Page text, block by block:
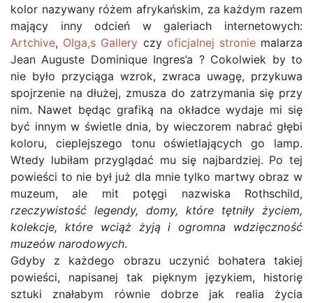
kolor nazywany różem afrykańskim, za każdym razem
mający inny odcień w galeriach internetowych:
Artchive, Olga,s Gallery czy oficjalnej stroniemalarza
Jean Auguste Dominique Ingres’a ? Cokolwiek by to
nie było przyciąga wzrok, zwraca uwagę, przykuwa
spojrzenie na dłużej, zmusza do zatrzymania się przy
nim. Nawet będąc grafiką na okładce wydaje mi się
być innym w świetle dnia, by wieczorem nabrać głębi
koloru, cieplejszego tonu oświetlających go lamp.
Wtedy lubiłam przyglądać mu się najbardziej. Po tej
powieści to nie był już dla mnie tylko martwy obraz w
muzeum, ale mit potęgi nazwiska Rothschild,
rzeczywistość legendy, domy, które tętniły życiem,
kolekcje, które wciąż żyją i ogromna wdzięczność
muzeów narodowych.
Gdyby z każdego obrazu uczynić bohatera takiej
powieści, napisanej tak pięknym językiem, historię
sztuki znałabym równie dobrze jak realia życia